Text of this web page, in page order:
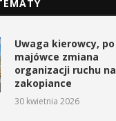
Uwaga kierowcy, po
majówce zmiana
organizacji ruchu na
zakopiance
30 kwietnia 2026